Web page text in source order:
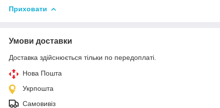
Приховати
Умови доставки
Доставка здійснюється тільки по передоплаті.
Нова Пошта
Укрпошта
Самовивіз